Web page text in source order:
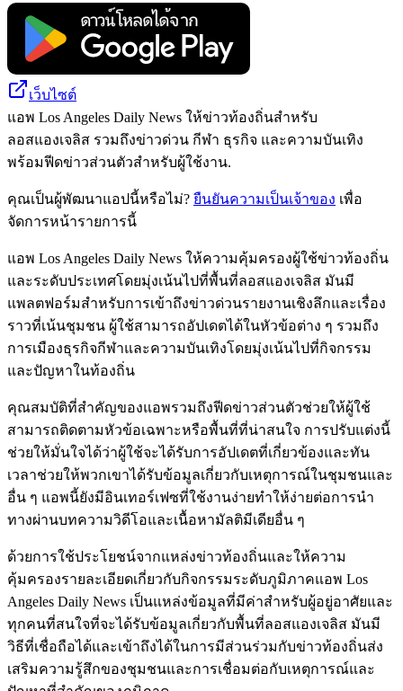
เว็บไซต์
แอพ Los Angeles Daily News ให้ข่าวท้องถิ่นสำหรับ
ลอสแองเจลิส รวมถึงข่าวด่วน กีฬา ธุรกิจ และความบันเทิง
พร้อมฟีดข่าวส่วนตัวสำหรับผู้ใช้งาน.
คุณเป็นผู้พัฒนาแอปนี้หรือไม่? ยืนยันความเป็นเจ้าของ เพื่อ
จัดการหน้ารายการนี้
แอพ Los Angeles Daily News ให้ความคุ้มครองผู้ใช้ข่าวท้องถิ่น
และระดับประเทศโดยมุ่งเน้นไปที่พื้นที่ลอสแองเจลิส มันมี
แพลตฟอร์มสำหรับการเข้าถึงข่าวด่วนรายงานเชิงลึกและเรื่อง
ราวที่เน้นชุมชน ผู้ใช้สามารถอัปเดตได้ในหัวข้อต่าง ๆ รวมถึง
การเมืองธุรกิจกีฬาและความบันเทิงโดยมุ่งเน้นไปที่กิจกรรม
และปัญหาในท้องถิ่น
คุณสมบัติที่สำคัญของแอพรวมถึงฟีดข่าวส่วนตัวช่วยให้ผู้ใช้
สามารถติดตามหัวข้อเฉพาะหรือพื้นที่ที่น่าสนใจ การปรับแต่งนี้
ช่วยให้มั่นใจได้ว่าผู้ใช้จะได้รับการอัปเดตที่เกี่ยวข้องและทัน
เวลาช่วยให้พวกเขาได้รับข้อมูลเกี่ยวกับเหตุการณ์ในชุมชนและ
อื่น ๆ แอพนี้ยังมีอินเทอร์เฟซที่ใช้งานง่ายทำให้ง่ายต่อการนำ
ทางผ่านบทความวิดีโอและเนื้อหามัลติมีเดียอื่น ๆ
ด้วยการใช้ประโยชน์จากแหล่งข่าวท้องถิ่นและให้ความ
คุ้มครองรายละเอียดเกี่ยวกับกิจกรรมระดับภูมิภาคแอพ Los
Angeles Daily News เป็นแหล่งข้อมูลที่มีค่าสำหรับผู้อยู่อาศัยและ
ทุกคนที่สนใจที่จะได้รับข้อมูลเกี่ยวกับพื้นที่ลอสแองเจลิส มันมี
วิธีที่เชื่อถือได้และเข้าถึงได้ในการมีส่วนร่วมกับข่าวท้องถิ่นส่ง
เสริมความรู้สึกของชุมชนและการเชื่อมต่อกับเหตุการณ์และ